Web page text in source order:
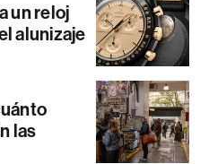
un reloj
alunizaje
las